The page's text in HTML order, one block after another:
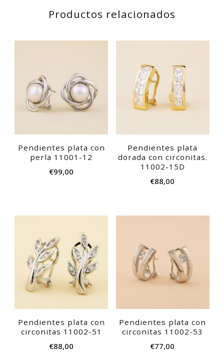
Productos relacionados
Pendientes plata con
perla 11001-12
€99,00
Pendientes plata
dorada con circonitas.
11002-15D
€88,00
Pendientes plata con
circonitas 11002-51
€88,00
Pendientes plata con
circonitas 11002-53
€77,00